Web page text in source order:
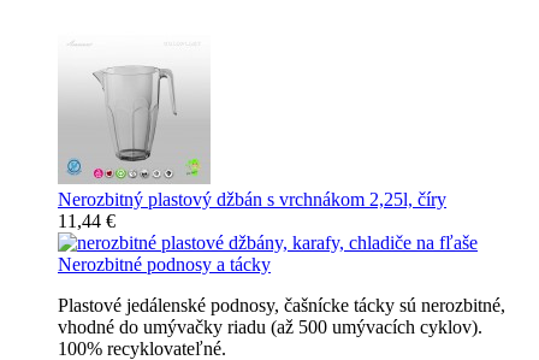
Nerozbitný plastový džbán s vrchnákom 2,25l, číry
11,44 €
Nerozbitné podnosy a tácky
Plastové jedálenské podnosy, čašnícke tácky sú nerozbitné,
vhodné do umývačky riadu (až 500 umývacích cyklov).
100% recyklovateľné.